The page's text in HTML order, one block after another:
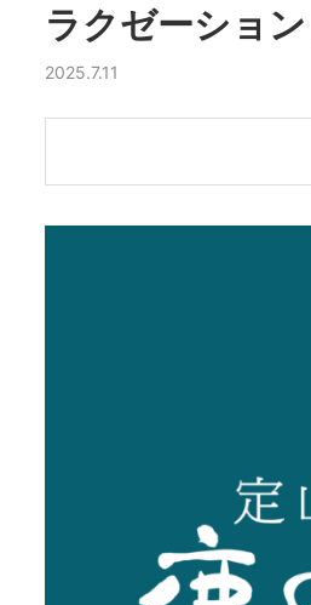
ラクゼーショ
2025.7.11